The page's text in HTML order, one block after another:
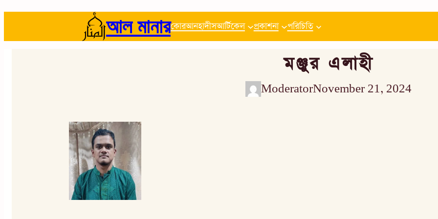
আল মানারকোরআনহাদীসআর্টিকেল প্রকাশনা পরিচিতি
মঞ্জুর এলাহী
ModeratorNovember 21, 2024